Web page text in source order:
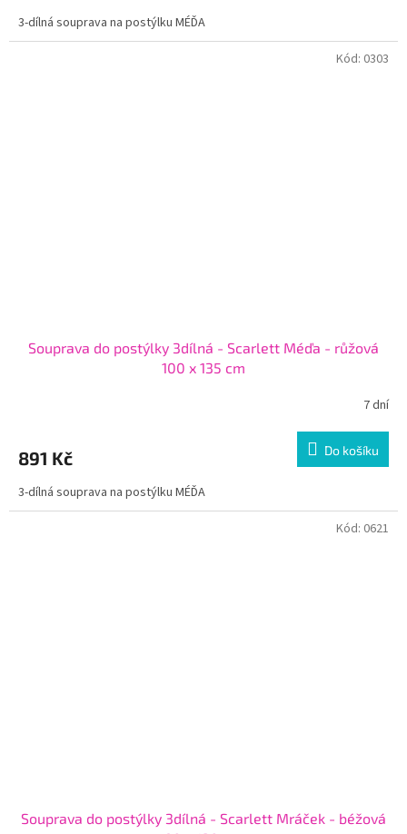
3-dílná souprava na postýlku MÉĎA
Souprava do postýlky 3dílná - Scarlett Méďa - růžová
100 x 135 cm
7 dní
891 Kč Do košíku
3-dílná souprava na postýlku MÉĎA
Kód: 0303
Souprava do postýlky 3dílná - Scarlett Mráček - béžová
Kód: 0621